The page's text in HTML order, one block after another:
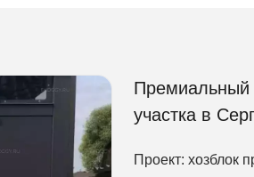
Премиальный
участка в
Проект: хозблок